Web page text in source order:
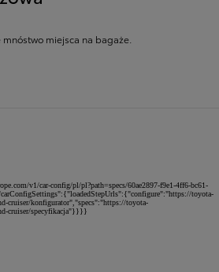
miejsca na bagaże.
v1/car-config/pl/pl?path=specs/60ae2897-f9e1-4ff6-bc61-
toyota-
cruiser/konfigurator","specs":"https://toyota-
cruiser/specyfikacja"}}}}